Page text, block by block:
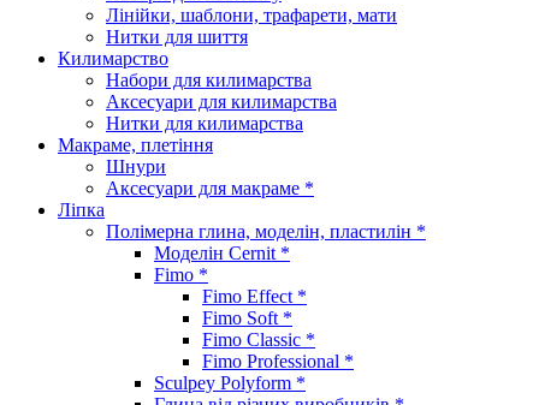
Лінійки, шаблони, трафарети, мати
Нитки для шиття
Килимарство
Набори для килимарства
Аксесуари для килимарства
Нитки для килимарства
Макраме, плетіння
Шнури
Аксесуари для макраме *
Ліпка
Полімерна глина, моделін, пластилін *
Моделін Cernit *
Fimo *
Fimo Effect *
Fimo Soft *
Fimo Classic *
Fimo Professional *
Sculpey Polyform *